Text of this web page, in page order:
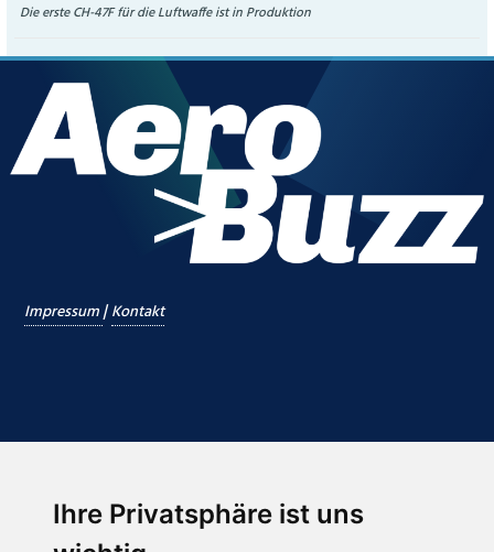
Ihre Privatsphäre ist uns
Die erste CH-47F für die Luftwaffe ist in Produktion
Impressum|Kontakt
Abonnieren Sie unseren Newsletter